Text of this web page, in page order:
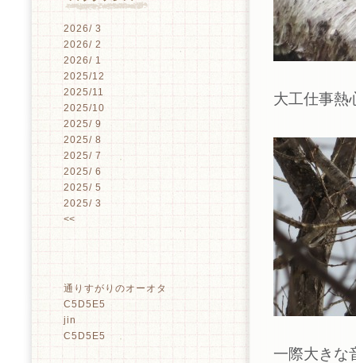
2026/ 3
2026/ 2
2026/ 1
2025/12
2025/11
2025/10
2025/ 9
2025/ 8
2025/ 7
2025/ 6
2025/ 5
2025/ 3
<<
通りすがりのオーオタ
C5D5E5
jin
C5D5E5
大工仕事熱
一際大きな